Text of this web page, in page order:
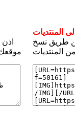
المنتديات
طريق نسخ
المنتديات